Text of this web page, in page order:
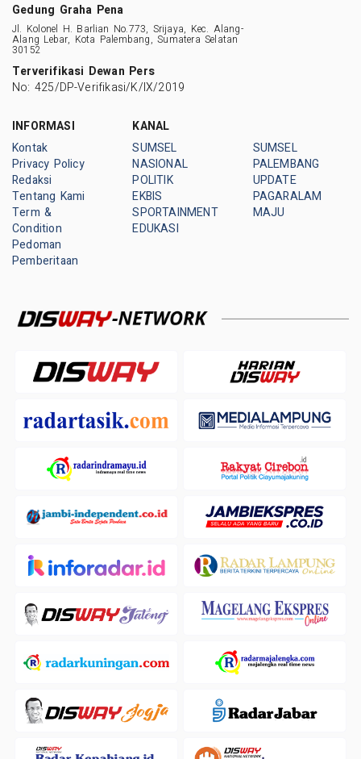
Gedung Graha Pena
Jl. Kolonel H. Barlian No.773, Srijaya, Kec. Alang-
Alang Lebar, Kota Palembang, Sumatera Selatan
30152
Terverifikasi Dewan Pers
No: 425/DP-Verifikasi/K/IX/2019
INFORMASI
Kontak
Privacy Policy
Redaksi
Tentang Kami
Term &
Condition
Pedoman
Pemberitaan
KANAL
SUMSEL
NASIONAL
POLITIK
EKBIS
SPORTAINMENT
EDUKASI
SUMSEL
PALEMBANG
UPDATE
PAGARALAM
MAJU